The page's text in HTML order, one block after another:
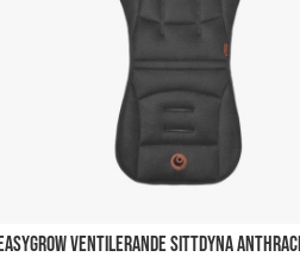
EASYGROW VENTILERANDE SITTDYNA